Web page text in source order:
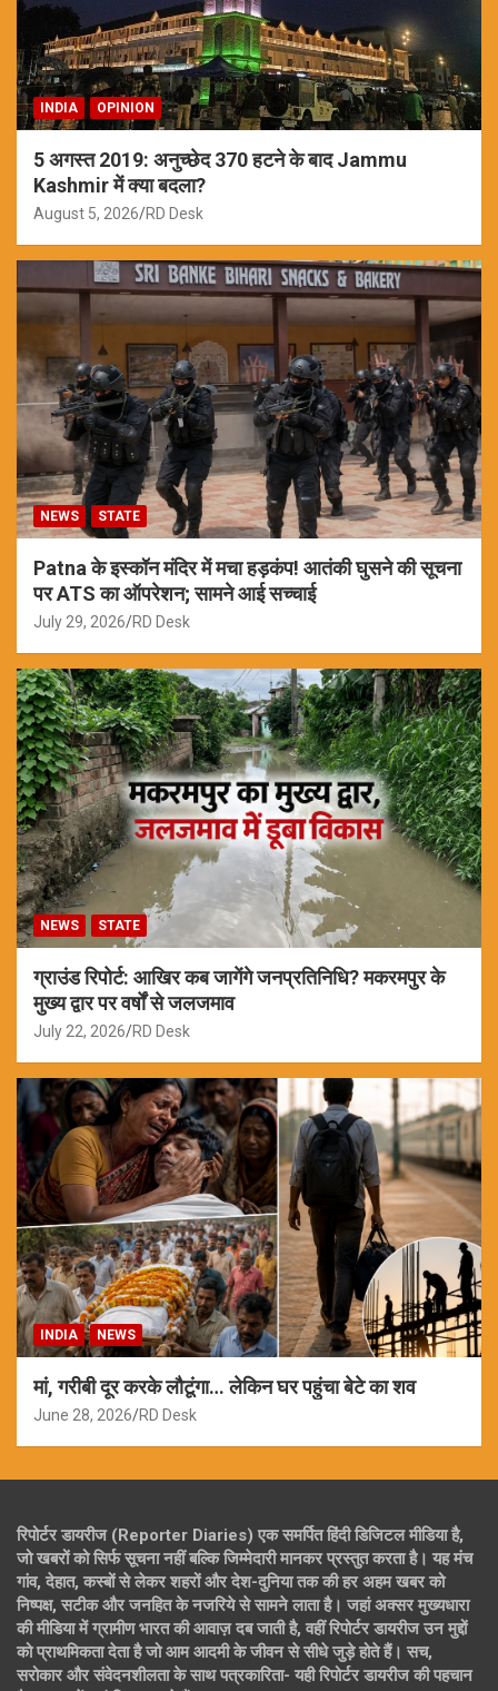
INDIA OPINION
5 अगस्त 2019: अनुच्छेद 370 हटने के बाद Jammu
Kashmir में क्या बदला?
August 5, 2026 RD Desk
NEWS STATE
Patna के इस्कॉन मंदिर में मचा हड़कंप! आतंकी घुसने की सूचना
पर ATS का ऑपरेशन; सामने आई सच्चाई
July 29, 2026 RD Desk
NEWS STATE
ग्राउंड रिपोर्ट: आखिर कब जागेंगे जनप्रतिनिधि? मकरमपुर के
मुख्य द्वार पर वर्षों से जलजमाव
July 22, 2026 RD Desk
INDIA NEWS
मां, गरीबी दूर करके लौटूंगा… लेकिन घर पहुंचा बेटे का शव
June 28, 2026 RD Desk
रिपोर्टर डायरीज (Reporter Diaries) एक समर्पित हिंदी डिजिटल मीडिया है,
जो खबरों को सिर्फ सूचना नहीं बल्कि जिम्मेदारी मानकर प्रस्तुत करता है। यह मंच
गांव, देहात, कस्बों से लेकर शहरों और देश-दुनिया तक की हर अहम खबर को
निष्पक्ष, सटीक और जनहित के नजरिये से सामने लाता है। जहां अक्सर मुख्यधारा
की मीडिया में ग्रामीण भारत की आवाज़ दब जाती है, वहीं रिपोर्टर डायरीज उन मुद्दों
को प्राथमिकता देता है जो आम आदमी के जीवन से सीधे जुड़े होते हैं। सच,
सरोकार और संवेदनशीलता के साथ पत्रकारिता- यही रिपोर्टर डायरीज की पहचान